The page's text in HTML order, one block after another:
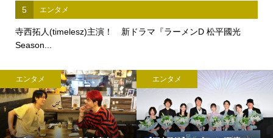
5 エンタメ
寺西拓人(timelesz)主演！ 新ドラマ『ラーメンD 松平國光
Season...
エンタメ エンタメ